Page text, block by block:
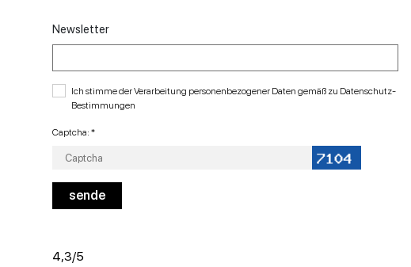
Newsletter
Ich stimme der Verarbeitung personenbezogener Daten gemäß zu Datenschutz-
Bestimmungen
Captcha: *
4,3/5